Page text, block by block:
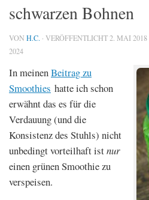
schwarzen Bohnen
VON H.C. · VERÖFFENTLICHT 2. MAI 2018
2024
In meinenBeitrag zu
Smoothies hatte ich schon
erwähnt das es für die
Verdauung (und die
Konsistenz des Stuhls) nicht
unbedingt vorteilhaft istnur
einen grünen Smoothie zu
verspeisen.